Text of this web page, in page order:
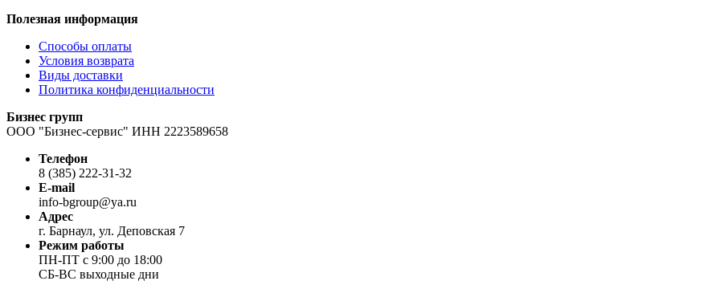
Полезная информация
Способы оплаты
Условия возврата
Виды доставки
Политика конфиденциальности
Бизнес групп
ООО "Бизнес-сервис" ИНН 2223589658
Телефон
8 (385) 222-31-32
E-mail
info-bgroup@ya.ru
Адрес
г. Барнаул, ул. Деповская 7
Режим работы
ПН-ПТ с 9:00 до 18:00
СБ-ВС выходные дни